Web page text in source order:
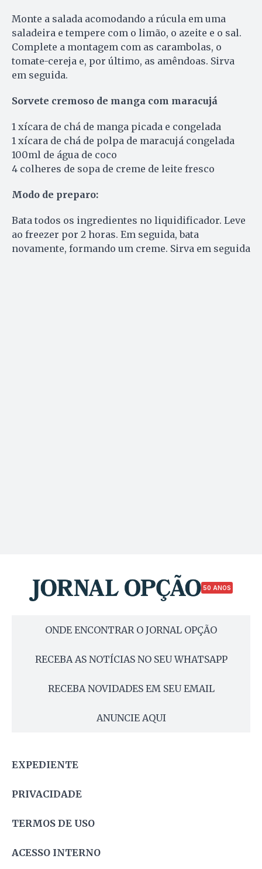
Monte a salada acomodando a rúcula em uma
saladeira e tempere com o limão, o azeite e o sal.
Complete a montagem com as carambolas, o
tomate-cereja e, por último, as amêndoas. Sirva
em seguida.
Sorvete cremoso de manga com maracujá
1 xícara de chá de manga picada e congelada
1 xícara de chá de polpa de maracujá congelada
100ml de água de coco
4 colheres de sopa de creme de leite fresco
Modo de preparo:
Bata todos os ingredientes no liquidificador. Leve
ao freezer por 2 horas. Em seguida, bata
novamente, formando um creme. Sirva em seguida
50 ANOS
ONDE ENCONTRAR O JORNAL OPÇÃO
RECEBA AS NOTÍCIAS NO SEU WHATSAPP
RECEBA NOVIDADES EM SEU EMAIL
ANUNCIE AQUI
EXPEDIENTE
PRIVACIDADE
TERMOS DE USO
ACESSO INTERNO